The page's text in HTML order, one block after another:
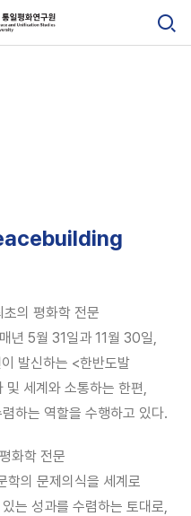
의 평화학 전문
년 5월 31일과 11월 30일,
발신하는 <한반도발
및 세계와 소통하는 한편,
하는 역할을 수행하고 있다.
화학 전문
학의 문제의식을 세계로
는 성과를 수렴하는 토대로,